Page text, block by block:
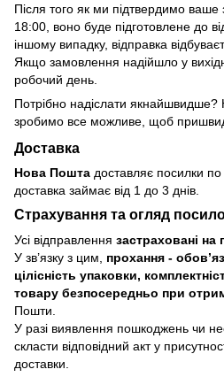
Після того як ми підтвердимо
18:00, воно буде підготовлене до
іншому випадку, відправка
Якщо замовлення надійшло у
робочий день.
Потрібно надіслати якнайшвидше?
зробимо все можливе, щоб
Доставка
Нова Пошта доставляє посилки по
доставка займає від 1 до 3 днів.
Страхування та огляд
Усі відправлення застраховані на
У зв’язку з цим, прохання -
цілісність упаковки,
товару безпосередньо при
Пошти.
У разі виявлення пошкоджень чи
скласти відповідний акт у
доставки.